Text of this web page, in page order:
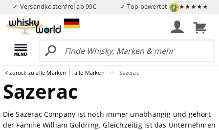
✓ Versandkostenfrei ab 99€ ✓ Top bewertet ★★★★★
< zurück zu alle Marken alle Marken Sazerac
Sazerac
Die Sazerac Company ist noch immer unabhängig und gehört
der Familie William Goldring. Gleichzeitig ist das Unternehmen